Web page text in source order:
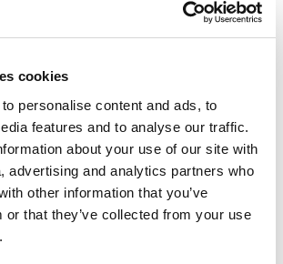
cookies
personalise content and ads, to
features and to analyse our traffic.
about your use of our site with
advertising and analytics partners who
other information that you’ve
or that they’ve collected from your use
verktyg=produktion i hög volym
lager
produkter